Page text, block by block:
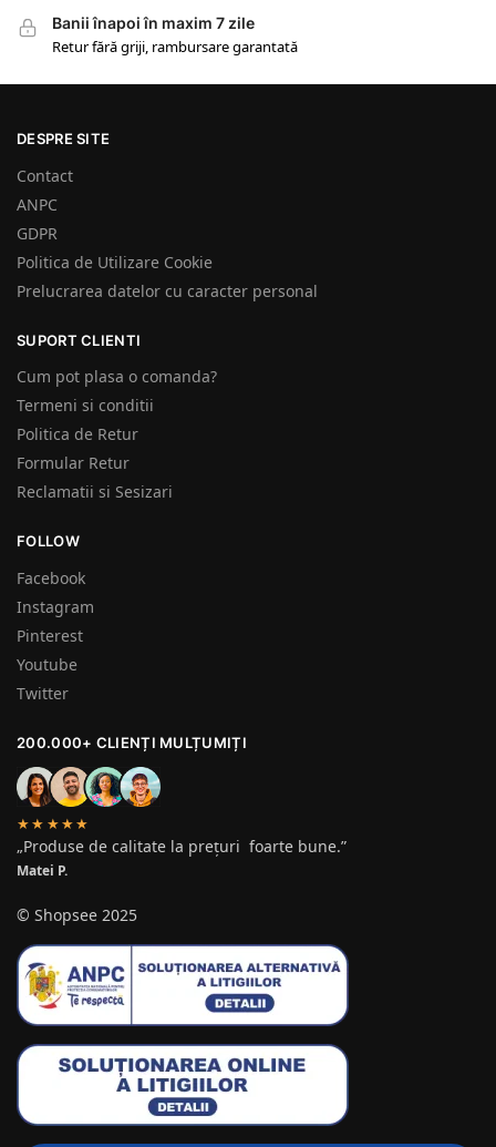
Banii înapoi în maxim 7 zile
Retur fără griji, rambursare garantată
DESPRE SITE
Contact
ANPC
GDPR
Politica de Utilizare Cookie
Prelucrarea datelor cu caracter personal
SUPORT CLIENTI
Cum pot plasa o comanda?
Termeni si conditii
Politica de Retur
Formular Retur
Reclamatii si Sesizari
FOLLOW
Facebook
Instagram
Pinterest
Youtube
Twitter
200.000+ CLIENȚI MULȚUMIȚI
★★★★★
„Produse de calitate la prețuri foarte bune.”
Matei P.
© Shopsee 2025